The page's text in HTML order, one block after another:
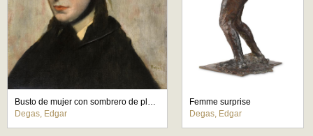
Busto de mujer con sombrero de plumas
Degas, Edgar
Femme surprise
Degas, Edgar